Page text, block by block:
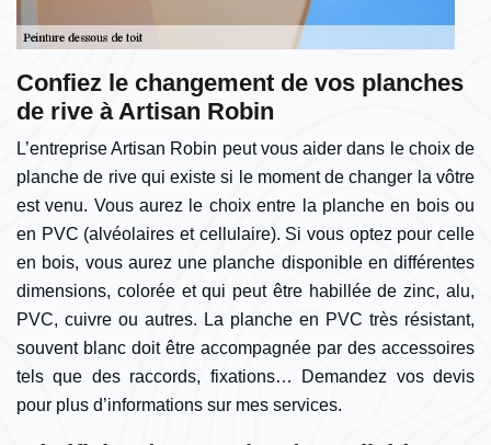
Confiez le changement de vos planches
de rive à Artisan Robin
L’entreprise Artisan Robin peut vous aider dans le choix de
planche de rive qui existe si le moment de changer la vôtre
est venu. Vous aurez le choix entre la planche en bois ou
en PVC (alvéolaires et cellulaire). Si vous optez pour celle
en bois, vous aurez une planche disponible en différentes
dimensions, colorée et qui peut être habillée de zinc, alu,
PVC, cuivre ou autres. La planche en PVC très résistant,
souvent blanc doit être accompagnée par des accessoires
tels que des raccords, fixations… Demandez vos devis
pour plus d’informations sur mes services.